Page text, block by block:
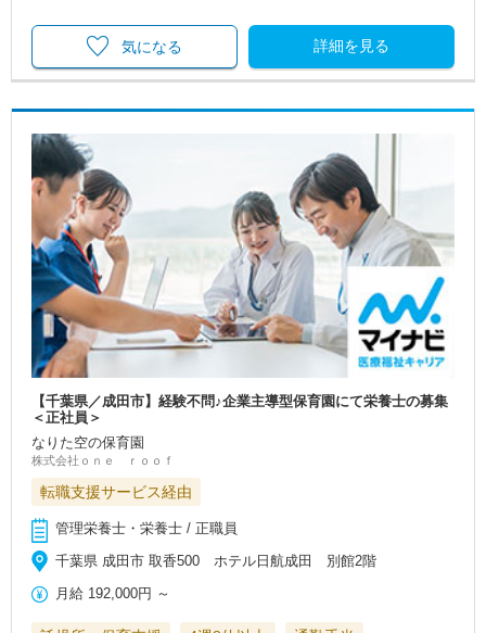
詳細を見る
気になる
【千葉県／成田市】経験不問♪企業主導型保育園にて栄養士の募集
＜正社員＞
なりた空の保育園
株式会社ｏｎｅ ｒｏｏｆ
転職支援サービス経由
管理栄養士・栄養士 / 正職員
千葉県 成田市 取香500 ホテル日航成田 別館2階
月給 192,000円 ～